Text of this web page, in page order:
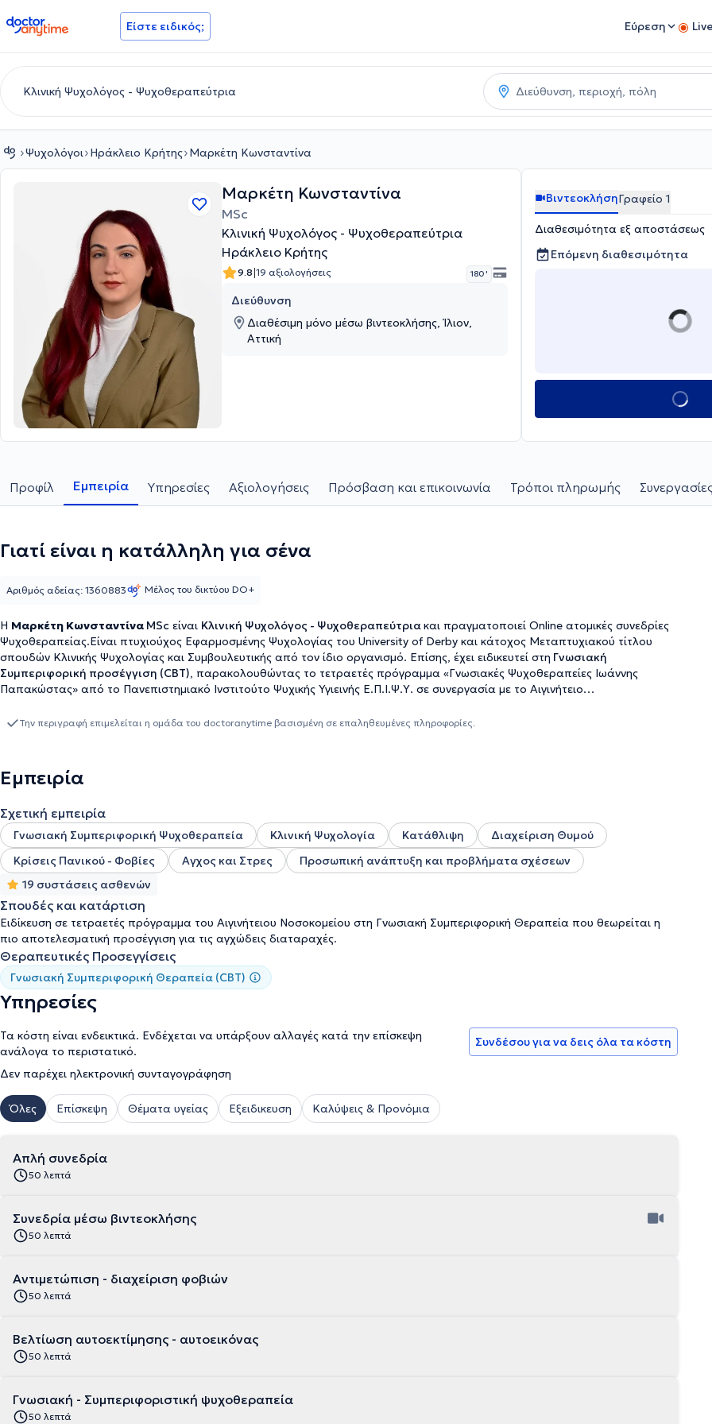
doctoranytime Είστε ειδικός; Εύρεση
Ψυχολόγοι Ηράκλειο Κρήτης Μαρκέτη Κωνσταντίνα
Μαρκέτη Κωνσταντίνα
MSc
Κλινική Ψυχολόγος - Ψυχοθεραπεύτρια
Ηράκλειο Κρήτης
9.8|19 αξιολογήσεις 180 '
Διεύθυνση
Διαθέσιμη μόνο μέσω βιντεοκλήσης, Ίλιον,
Αττική
ΒιντεοκλήσηΓραφείο 1
Διαθεσιμότητα εξ αποστάσεως
Επόμενη διαθεσιμότητα
Προφίλ Εμπειρία Υπηρεσίες Αξιολογήσεις Πρόσβαση και επικοινωνία Τρόποι πληρωμής
Γιατί είναι η κατάλληλη για σένα
Η Μαρκέτη Κωνσταντίνα MSc είναι Κλινική Ψυχολόγος - Ψυχοθεραπεύτριακαι πραγματοποιεί Online ατομικές συνεδρίες
Ψυχοθεραπείας.Είναι πτυχιούχος Εφαρμοσμένης Ψυχολογίας του University of Derby και κάτοχος Μεταπτυχιακού τίτλου
σπουδών Κλινικής Ψυχολογίας και Συμβουλευτικής από τον ίδιο οργανισμό. Επίσης, έχει ειδικευτεί στη Γνωσιακή
Συμπεριφορική προσέγγιση (CBT), παρακολουθώντας το τετραετές πρόγραμμα «Γνωσιακές Ψυχοθεραπείες Ιωάννης
Παπακώστας» από το Πανεπιστημιακό Ινστιτούτο Ψυχικής Υγιεινής Ε.Π.Ι.Ψ.Υ. σε συνεργασία με το Αιγινήτειο
Μεταμόρφωσης, το ΚΕΘΕΑ ΣΤΡΟΦΗ, στην ΑμΚΕ ΙΑΣΙΣ (Αστική Μη Κερδοσκοπική Εταιρεία) όπου εργαζόταν με άτομα με
κατάθλιψη,την γυναικεία ενδυνάμωση όπως και τα ζητήματα που αφορούν διαπροσωπικές σχέσεις.
Αριθμός αδείας: 1360883 Μέλος του δικτύου DO+
Την περιγραφή επιμελείται η ομάδα του doctoranytime βασισμένη σε επαληθευμένες πληροφορίες.
Εμπειρία
Σχετική εμπειρία
Γνωσιακή Συμπεριφορική Ψυχοθεραπεία Κλινική Ψυχολογία Κατάθλιψη
Διαχείριση Θυμού
Κρίσεις Πανικού - Φοβίες
Αγχος και Στρες
Προσωπική ανάπτυξη και προβλήματα σχέσεων
19 συστάσεις ασθενών
Σπουδές και κατάρτιση
Ειδίκευση σε τετραετές πρόγραμμα του Αιγινήτειου Νοσοκομείου στη Γνωσιακή Συμπεριφορική Θεραπεία που θεωρείται η
πιο αποτελεσματική προσέγγιση για τις αγχώδεις διαταραχές.
Θεραπευτικές Προσεγγίσεις
Γνωσιακή Συμπεριφορική Θεραπεία (CBT)
Υπηρεσίες
Τα κόστη είναι ενδεικτικά. Ενδέχεται να υπάρξουν αλλαγές κατά την επίσκεψη
ανάλογα το περιστατικό.
Δεν παρέχει ηλεκτρονική συνταγογράφηση
Συνδέσου για να δεις όλα τα κόστη
Όλες Επίσκεψη Θέματα υγείας Εξειδικευση Καλύψεις & Προνόμια
Απλή συνεδρία
50 λεπτά
Συνεδρία μέσω βιντεοκλήσης
50 λεπτά
Αντιμετώπιση - διαχείριση φοβιών
50 λεπτά
Βελτίωση αυτοεκτίμησης - αυτοεικόνας
50 λεπτά
Γνωσιακή - Συμπεριφοριστική ψυχοθεραπεία
50 λεπτά